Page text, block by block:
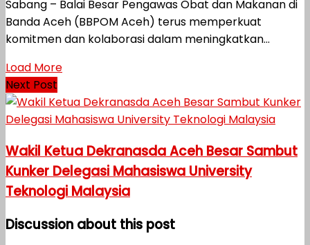
Sabang – Balai Besar Pengawas Obat dan Makanan di
Banda Aceh (BBPOM Aceh) terus memperkuat
komitmen dan kolaborasi dalam meningkatkan...
Load More
Next Post
Wakil Ketua Dekranasda Aceh Besar Sambut
Kunker Delegasi Mahasiswa University
Teknologi Malaysia
Discussion about this post